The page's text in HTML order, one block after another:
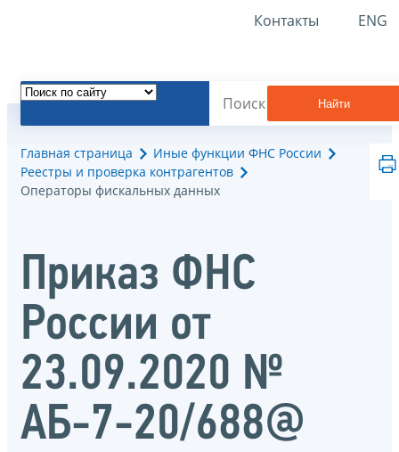
Контакты ENG
Найти
Главная страница
Иные функции ФНС России
Реестры и проверка контрагентов
Операторы фискальных данных
Приказ ФНС
России от
23.09.2020 №
АБ-7-20/688@